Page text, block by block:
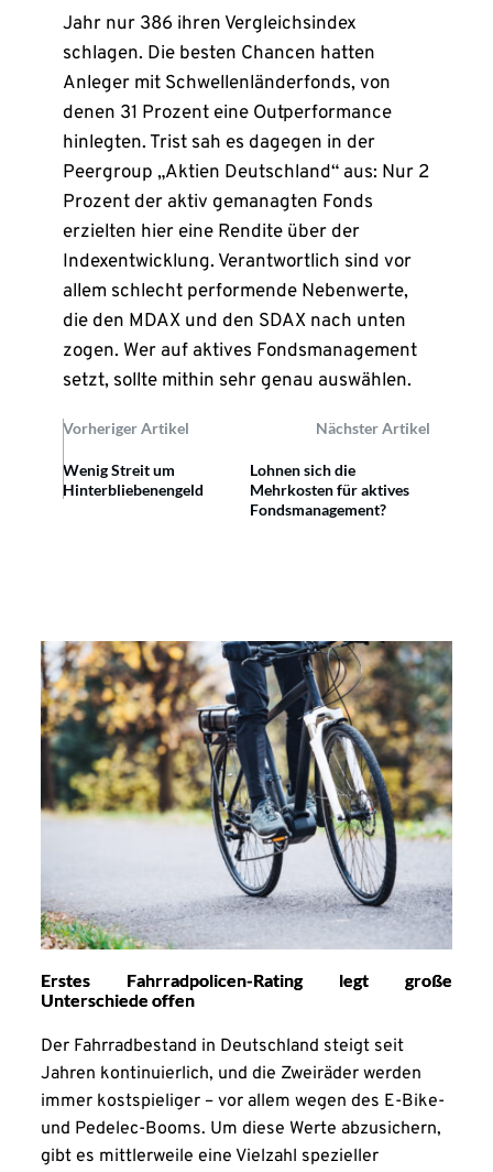
Jahr nur 386 ihren Vergleichsindex
schlagen. Die besten Chancen hatten
Anleger mit Schwellenländerfonds, von
denen 31 Prozent eine Outperformance
hinlegten. Trist sah es dagegen in der
Peergroup „Aktien Deutschland“ aus: Nur 2
Prozent der aktiv gemanagten Fonds
erzielten hier eine Rendite über der
Indexentwicklung. Verantwortlich sind vor
allem schlecht performende Nebenwerte,
die den MDAX und den SDAX nach unten
zogen. Wer auf aktives Fondsmanagement
setzt, sollte mithin sehr genau auswählen.
Vorheriger Artikel Nächster Artikel
Wenig Streit um
Hinterbliebenengeld
Lohnen sich die
Mehrkosten für aktives
Fondsmanagement?
Erstes Fahrradpolicen-Rating legt große
Unterschiede offen
Der Fahrradbestand in Deutschland steigt seit
Jahren kontinuierlich, und die Zweiräder werden
immer kostspieliger – vor allem wegen des E-Bike-
und Pedelec-Booms. Um diese Werte abzusichern,
gibt es mittlerweile eine Vielzahl spezieller